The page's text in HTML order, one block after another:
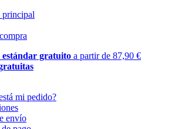
principal
estándar gratuito a partir de 87,90 €
mi pedido?
envío